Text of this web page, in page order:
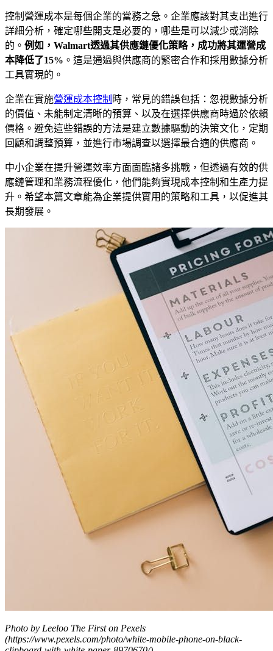
控制營運成本是每個企業的當務之急。企業應該對其支出進行
詳細分析，確定哪些開支是必要的，哪些是可以減少或消除
的。 例如，Walmart透過其供應鏈優化策略，成功將其運營成
本降低了15% 。這是通過與供應商的緊密合作和採用數據分析
工具實現的。
企業在實施營運成本控制 時，常見的錯誤包括：忽視數據分析
的價值、未能制定清晰的預算、以及在選擇供應商時過於依賴
價格。避免這些錯誤的方法是建立數據驅動的決策文化，定期
回顧和調整預算，並進行市場調查以選擇最合適的供應商。
中小企業在提升營運效率方面面臨諸多挑戰，但透過有效的供
應鏈管理和業務流程優化，他們能夠實現成本控制和生產力提
升。希望本篇文章能為企業提供實用的策略和工具，以促進其
長期發展。
Photo by Leeloo The First on Pexels
(https://www.pexels.com/photo/white-mobile-phone-on-black-